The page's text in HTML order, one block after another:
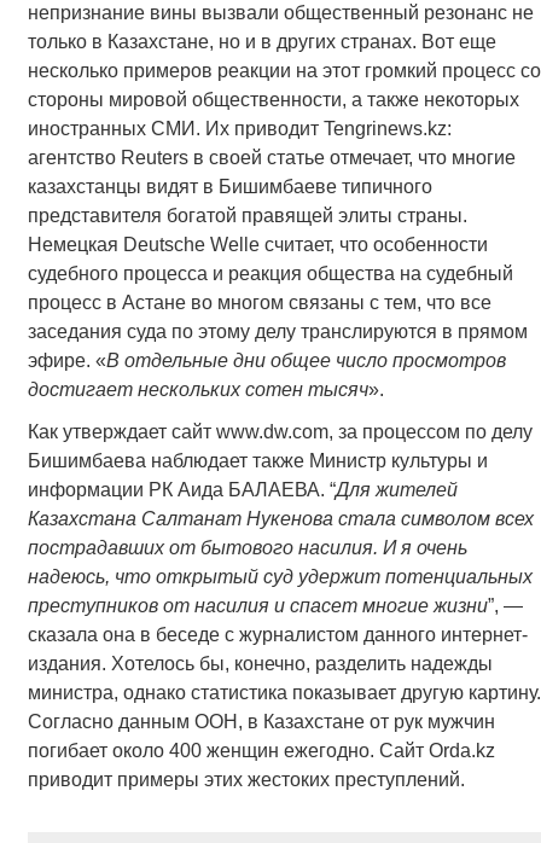
непризнание вины вызвали общественный резонанс не
только в Казахстане, но и в других странах. Вот еще
несколько примеров реакции на этот громкий процесс со
стороны мировой общественности, а также некоторых
иностранных СМИ. Их приводит Tengrinews.kz:
агентство Reuters в своей статье отмечает, что многие
казахстанцы видят в Бишимбаеве типичного
представителя богатой правящей элиты страны.
Немецкая Deutsche Welle считает, что особенности
судебного процесса и реакция общества на судебный
процесс в Астане во многом связаны с тем, что все
заседания суда по этому делу транслируются в прямом
эфире. «В отдельные дни общее число просмотров
достигает нескольких сотен тысяч».
Как утверждает сайт www.dw.com, за процессом по делу
Бишимбаева наблюдает также Министр культуры и
информации РК Аида БАЛАЕВА. “Для жителей
Казахстана Салтанат Нукенова стала символом всех
пострадавших от бытового насилия. И я очень
надеюсь, что открытый суд удержит потенциальных
преступников от насилия и спасет многие жизни”, —
сказала она в беседе с журналистом данного интернет-
издания. Хотелось бы, конечно, разделить надежды
министра, однако статистика показывает другую картину.
Согласно данным ООН, в Казахстане от рук мужчин
погибает около 400 женщин ежегодно. Сайт Orda.kz
приводит примеры этих жестоких преступлений.